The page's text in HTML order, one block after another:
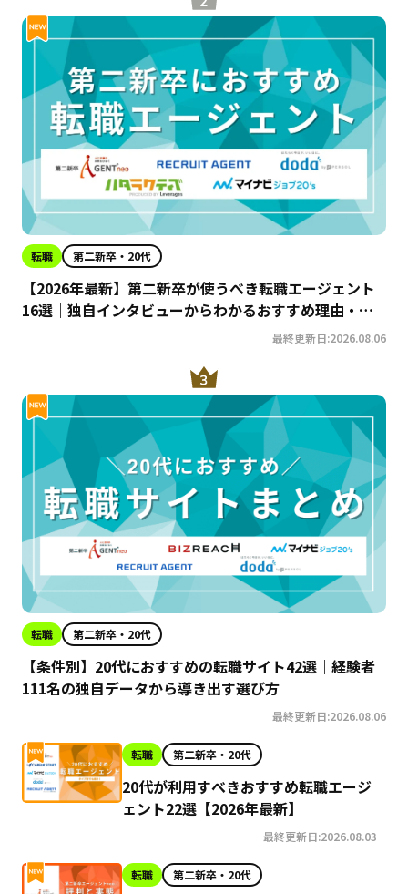
転職 第二新卒・20代
【2026年最新】第二新卒が使うべき転職エージェント
16選｜独自インタビューからわかるおすすめ理由・サ
最終更新日:2026.08.06
転職 第二新卒・20代
【条件別】20代におすすめの転職サイト42選｜経験者
111名の独自データから導き出す選び方
最終更新日:2026.08.06
転職 第二新卒・20代
20代が利用すべきおすすめ転職エージ
ェント22選【2026年最新】
最終更新日:2026.08.03
転職 第二新卒・20代